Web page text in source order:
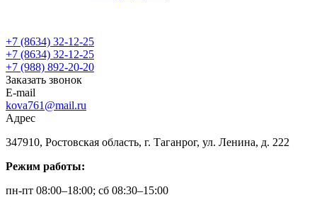
+7 (8634) 32-12-25
+7 (8634) 32-12-25
+7 (988) 892-20-20
Заказать звонок
E-mail
kova761@mail.ru
Адрес
347910, Ростовская область, г. Таганрог, ул. Ленина, д. 222
Режим работы:
пн-пт 08:00–18:00; сб 08:30–15:00